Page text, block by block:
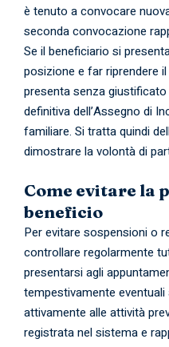
è tenuto a convocare
seconda convocazione
Se il beneficiario si
posizione e far riprendere
presenta senza
definitiva dell’Assegno di
familiare. Si tratta quindi
dimostrare la volontà di
Come evitare la
beneficio
Per evitare sospensioni o
controllare regolarmente
presentarsi agli
tempestivamente
attivamente alle attività
registrata nel sistema e